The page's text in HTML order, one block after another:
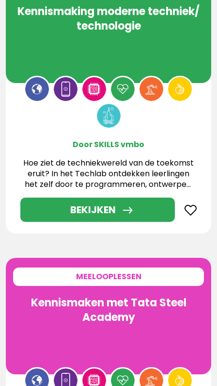
Kennismaking moderne techniek/
technologie
Door SKILLS vmbo
Hoe ziet de techniekwereld van de toekomst
eruit? In het Techlab ontdekken leerlingen
het zelf door te programmeren, ontwerpen,
testen en werken met de nieuwste
technologieën.
BEKIJKEN
MEELOOPLESSEN
Kennismaken met Tata Steel
Academy